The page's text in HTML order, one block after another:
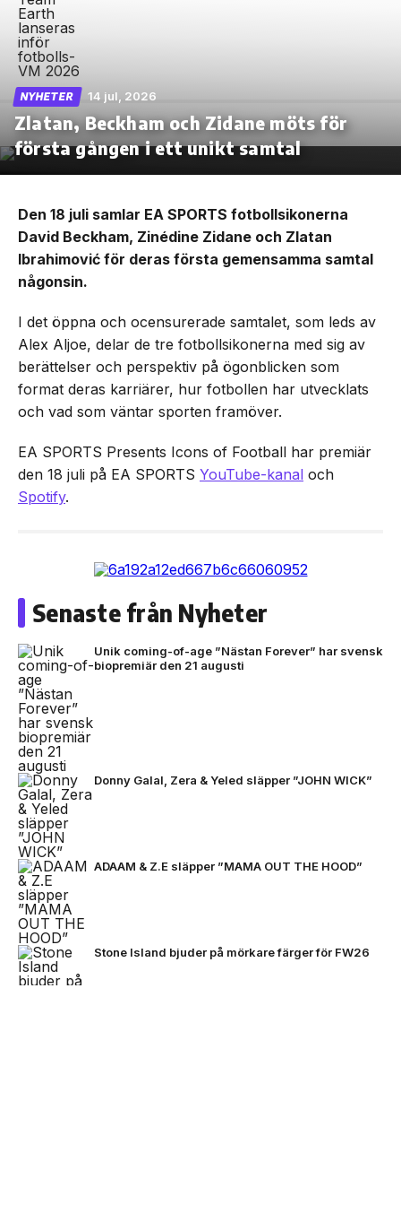
NYHETER 14 jul, 2026
Zlatan, Beckham och Zidane möts för
första gången i ett unikt samtal
Den 18 juli samlar EA SPORTS fotbollsikonerna
David Beckham, Zinédine Zidane och Zlatan
Ibrahimović för deras första gemensamma samtal
någonsin.
I det öppna och ocensurerade samtalet, som leds av
Alex Aljoe, delar de tre fotbollsikonerna med sig av
berättelser och perspektiv på ögonblicken som
format deras karriärer, hur fotbollen har utvecklats
och vad som väntar sporten framöver.
EA SPORTS Presents Icons of Football har premiär
den 18 juli på EA SPORTS YouTube-kanal och
Spotify.
Senaste från Nyheter
Unik coming-of-age ”Nästan Forever” har svensk
biopremiär den 21 augusti
Donny Galal, Zera & Yeled släpper ”JOHN WICK”
ADAAM & Z.E släpper ”MAMA OUT THE HOOD”
Stone Island bjuder på mörkare färger för FW26